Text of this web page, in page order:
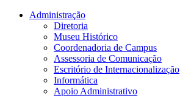
Conteúdo principal Menu principal
Administração
Diretoria
Museu Histórico
Coordenadoria de Campus
Assessoria de Comunicação
Escritório de Internacionalização
Informática
Apoio Administrativo